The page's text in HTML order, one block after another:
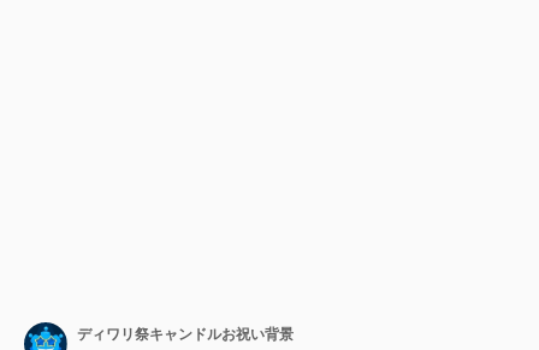
ディワリ祭キャンドルお祝い背景